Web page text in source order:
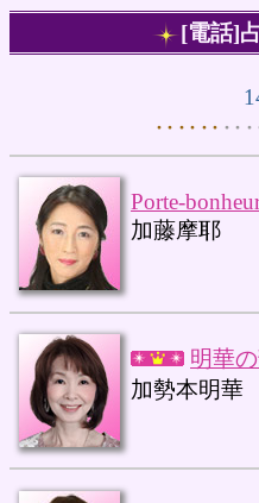
[電話]
‥‥‥
Porte-
加藤摩耶
明華
加勢本明華